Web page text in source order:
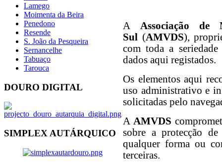
Lamego
Moimenta da Beira
Penedono
Resende
S. João da Pesqueira
Sernancelhe
Tabuaço
Tarouca
DOURO DIGITAL
SIMPLEX AUTÁRQUICO
A Associação
Sul
(AMVDS),
com toda a
dados aqui registados.
Os elementos aqui
uso administrativo e
solicitadas pelo
A AMVDS
sobre a protecção
qualquer forma ou
terceiras.